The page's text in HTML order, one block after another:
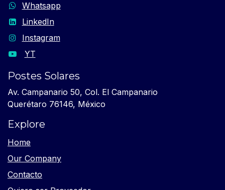
Whatsapp
LinkedIn
Instagram
YT
Postes Solares
Av. Campanario 50, Col. El Campanario
Querétaro 76146, México
Explore
Home
Our Company
Contacto